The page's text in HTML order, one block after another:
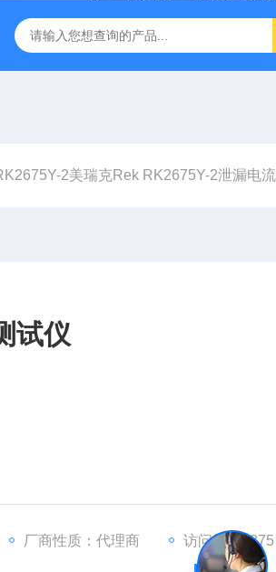
3380/3380P/3380D致茂Chroma 3380/
2美瑞克Rek RK2675Y-2泄漏电
试仪
统、五官科诊疗仪器、动态分析诊疗仪
厂商性质：代理商 访问量：2375